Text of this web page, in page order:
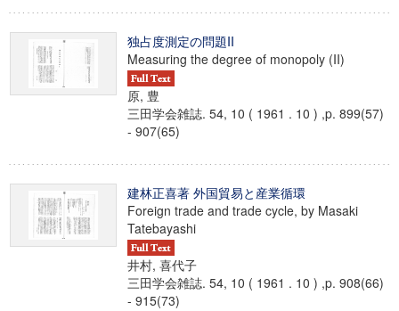
独占度測定の問題II
Measuring the degree of monopoly (II)
原, 豊
三田学会雑誌. 54, 10 ( 1961 . 10 ) ,p. 899(57)
- 907(65)
建林正喜著 外国貿易と産業循環
Foreign trade and trade cycle, by Masaki
Tatebayashi
井村, 喜代子
三田学会雑誌. 54, 10 ( 1961 . 10 ) ,p. 908(66)
- 915(73)